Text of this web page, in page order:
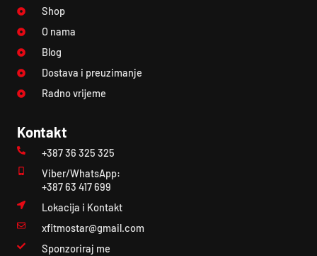
Shop
O nama
Blog
Dostava i preuzimanje
Radno vrijeme
Kontakt
+387 36 325 325
Viber/WhatsApp:
+387 63 417 699
Lokacija i Kontakt
xfitmostar@gmail.com
Sponzoriraj me